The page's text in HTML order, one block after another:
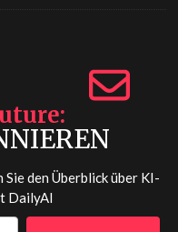
den Überblick über KI-
DailyAI